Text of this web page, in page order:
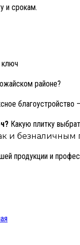
и срокам.
ключ
районе?
Какую плитку
и безналичным
продукции и